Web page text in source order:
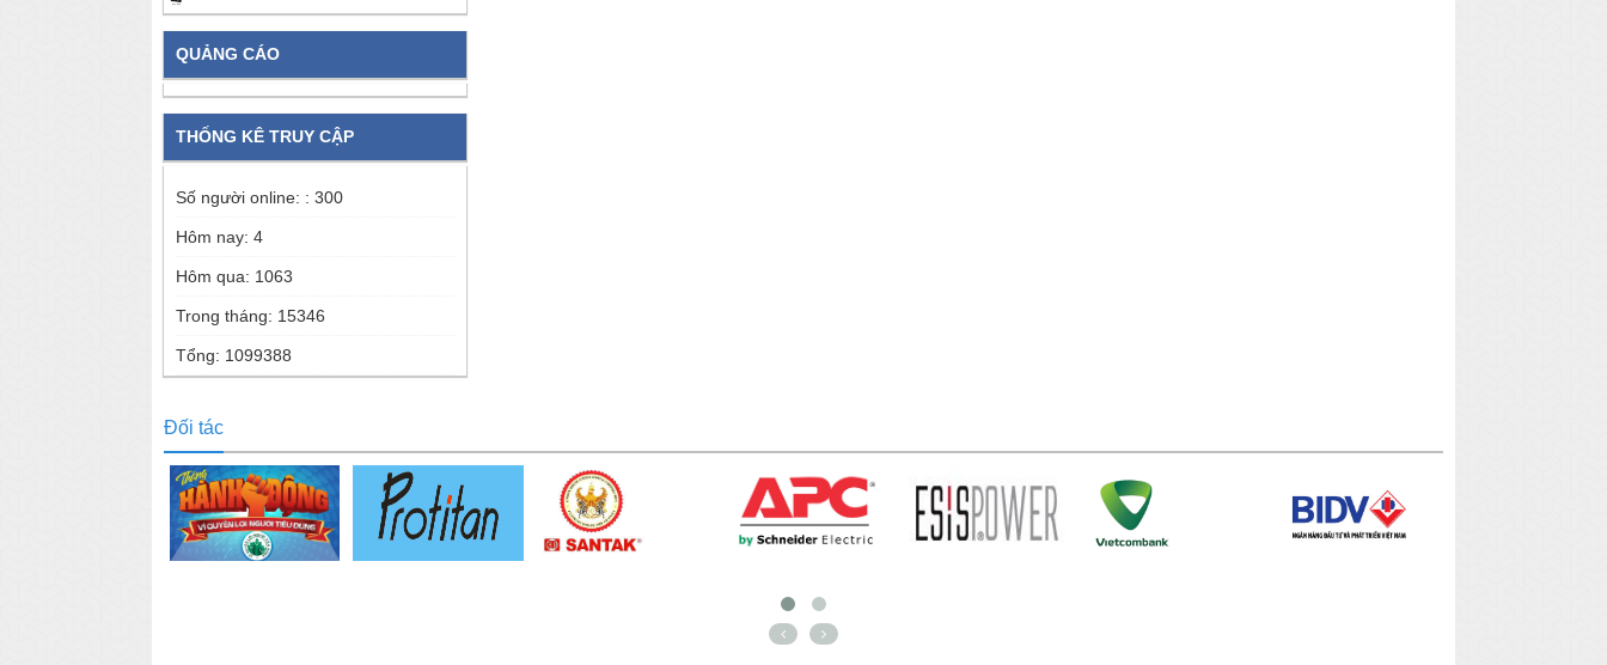
QUẢNG CÁO
THỐNG KÊ TRUY CẬP
Số người online: : 300
Hôm nay: 4
Hôm qua: 1063
Trong tháng: 15346
Tổng: 1099388
Đối tác